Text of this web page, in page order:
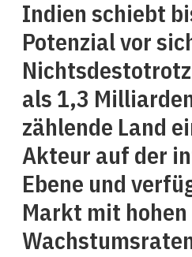
Indien schiebt
Potenzial vor
als 1,3
zählende Land
Akteur auf der
Ebene und
Markt mit hohen